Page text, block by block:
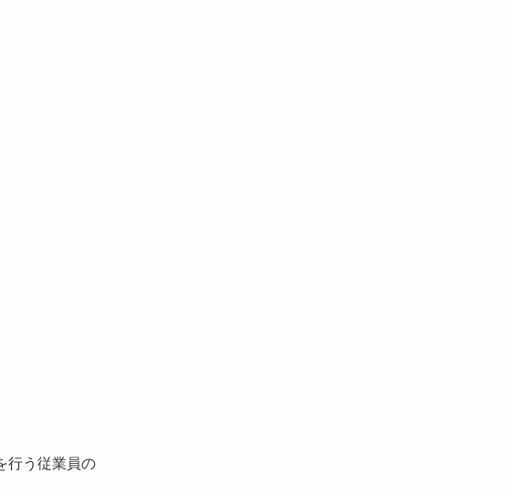
行う従業員の